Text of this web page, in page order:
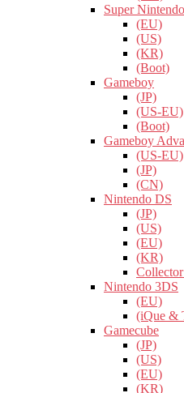
Super Nintendo
(EU)
(US)
(KR)
(Boot)
Gameboy
(JP)
(US-EU)
(Boot)
Gameboy
(US-EU)
(JP)
(CN)
Nintendo DS
(JP)
(US)
(EU)
(KR)
Nintendo 3DS
(EU)
(iQue &
Gamecube
(JP)
(US)
(EU)
(KR)